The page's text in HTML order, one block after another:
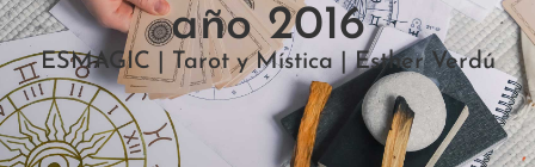
año 2016
ESMAGIC | Tarot y Mística | Esther Verdú